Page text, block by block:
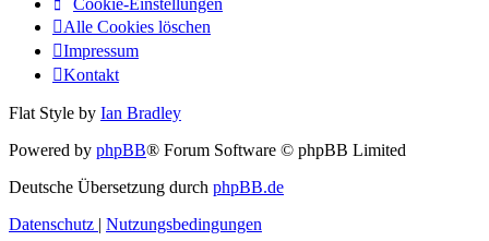
Cookie-Einstellungen
Alle Cookies löschen
Impressum
Kontakt
Flat Style by Ian Bradley
Powered by phpBB® Forum Software © phpBB Limited
Deutsche Übersetzung durch phpBB.de
Datenschutz | Nutzungsbedingungen